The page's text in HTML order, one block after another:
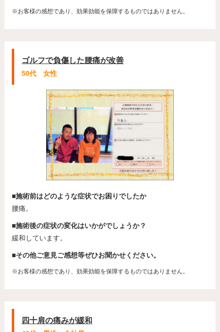
※お客様の感想であり、効果効能を保障するものではありません。
ゴルフで負傷した腰痛が改善
50代 女性
■施術前はどのような症状でお困りでしたか
腰痛。
■施術後の症状の変化はいかがでしょうか？
緩和しています。
■その他ご意見ご感想等ぜひお聞かせください。
※お客様の感想であり、効果効能を保障するものではありません。
四十肩の痛みが緩和